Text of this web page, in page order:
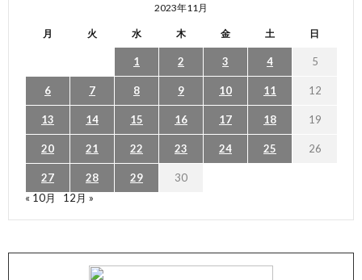
2023年11月
月 火 水 木 金 土 日
1 2 3 4 5
6 7 8 9 10 11 12
13 14 15 16 17 18 19
20 21 22 23 24 25 26
27 28 29
30
« 10月
12月 »